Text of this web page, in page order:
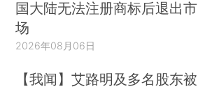
国大陆无法注册商标后退出市
场
2026年08月06日
【我闻】艾路明及多名股东被